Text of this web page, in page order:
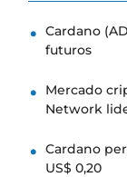
Cardano
futuros
Mercado
Network
Cardano
US$ 0,20